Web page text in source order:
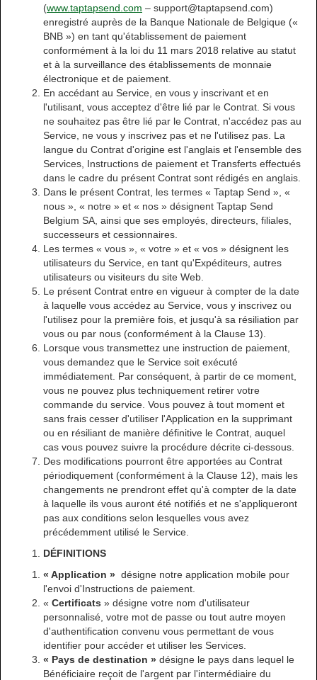
(www.taptapsend.com – support@taptapsend.com)
enregistré auprès de la Banque Nationale de Belgique («
BNB ») en tant qu'établissement de paiement
conformément à la loi du 11 mars 2018 relative au statut
et à la surveillance des établissements de monnaie
électronique et de paiement.
En accédant au Service, en vous y inscrivant et en
l'utilisant, vous acceptez d'être lié par le Contrat. Si vous
ne souhaitez pas être lié par le Contrat, n'accédez pas au
Service, ne vous y inscrivez pas et ne l'utilisez pas. La
langue du Contrat d'origine est l'anglais et l'ensemble des
Services, Instructions de paiement et Transferts effectués
dans le cadre du présent Contrat sont rédigés en anglais.
Dans le présent Contrat, les termes « Taptap Send », «
nous », « notre » et « nos » désignent Taptap Send
Belgium SA, ainsi que ses employés, directeurs, filiales,
successeurs et cessionnaires.
Les termes « vous », « votre » et « vos » désignent les
utilisateurs du Service, en tant qu'Expéditeurs, autres
utilisateurs ou visiteurs du site Web.
Le présent Contrat entre en vigueur à compter de la date
à laquelle vous accédez au Service, vous y inscrivez ou
l'utilisez pour la première fois, et jusqu'à sa résiliation par
vous ou par nous (conformément à la Clause 13).
Lorsque vous transmettez une instruction de paiement,
vous demandez que le Service soit exécuté
immédiatement. Par conséquent, à partir de ce moment,
vous ne pouvez plus techniquement retirer votre
commande du service. Vous pouvez à tout moment et
sans frais cesser d'utiliser l'Application en la supprimant
ou en résiliant de manière définitive le Contrat, auquel
cas vous pouvez suivre la procédure décrite ci-dessous.
Des modifications pourront être apportées au Contrat
périodiquement (conformément à la Clause 12), mais les
changements ne prendront effet qu'à compter de la date
à laquelle ils vous auront été notifiés et ne s'appliqueront
pas aux conditions selon lesquelles vous avez
précédemment utilisé le Service.
DÉFINITIONS
« Application » désigne notre application mobile pour
l'envoi d'Instructions de paiement.
« Certificats » désigne votre nom d'utilisateur
personnalisé, votre mot de passe ou tout autre moyen
d'authentification convenu vous permettant de vous
identifier pour accéder et utiliser les Services.
« Pays de destination » désigne le pays dans lequel le
Bénéficiaire reçoit de l'argent par l'intermédiaire du